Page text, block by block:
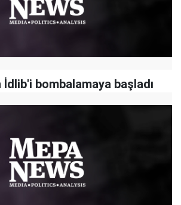
İdlib'i bombalamaya başladı